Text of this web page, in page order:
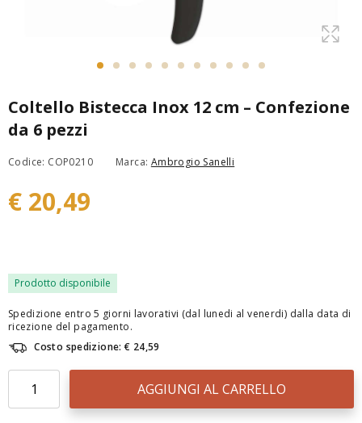
Coltello Bistecca Inox 12 cm – Confezione
da 6 pezzi
Codice: COP0210 Marca: Ambrogio Sanelli
€ 20,49
Prodotto disponibile
Spedizione entro 5 giorni lavorativi (dal lunedi al venerdi) dalla data di
ricezione del pagamento.
Costo spedizione: € 24,59
AGGIUNGI AL CARRELLO